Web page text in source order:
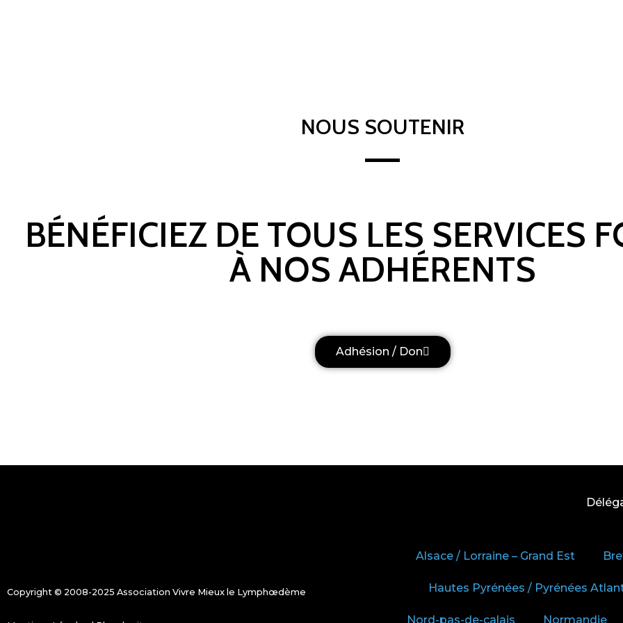
NOUS SOUTENIR
BÉNÉFICIEZ DE TOUS LES SERVICES
À NOS ADHÉRENTS
Adhésion / Don
Copyright © 2008-2025 Association Vivre Mieux le Lymphœdème
Alsace / Lorraine – Grand Est
Hautes Pyrénées / Pyrénées
Nord-pas-de-calais Normandie